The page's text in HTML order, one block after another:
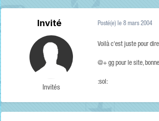
Invité
Invités
Posté(e) le 8 mars 2004
Voilà c'est juste pour
@+ gg pour le site,
:sol: